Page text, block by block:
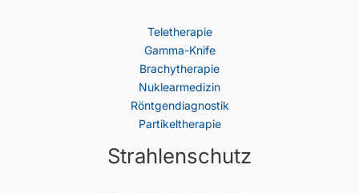
Teletherapie
Gamma-Knife
Brachytherapie
Nuklearmedizin
Röntgendiagnostik
Partikeltherapie
Strahlenschutz